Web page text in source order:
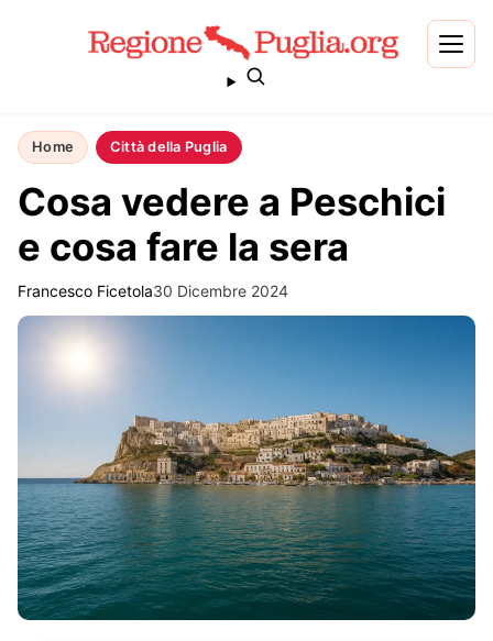
Home Città della Puglia
Cosa vedere a Peschici
e cosa fare la sera
Francesco Ficetola30 Dicembre 2024